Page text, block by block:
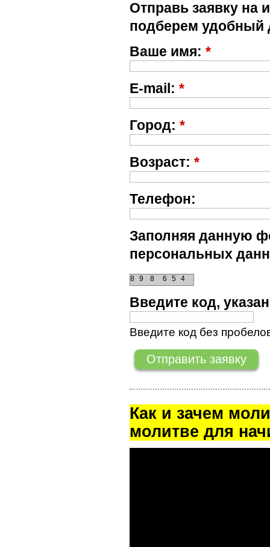
Отправь заявку на
подберем удобный
Ваше имя: *
E-mail: *
Город: *
Возраст: *
Телефон:
Заполняя данную
персональных
6 5 4
8 9 8
Введите код,
Введите код без
Как и зачем
молитве для